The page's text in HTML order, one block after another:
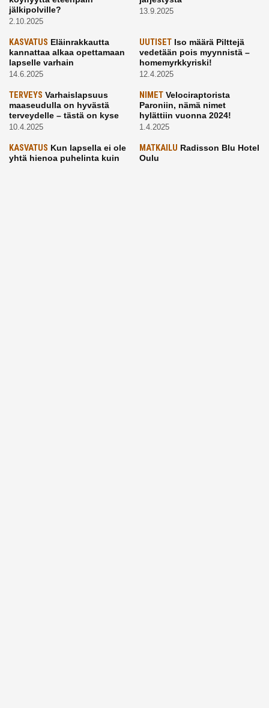
jälkipolville?
2.10.2025
13.9.2025
KASVATUS Eläinrakkautta
kannattaa alkaa opettamaan
lapselle varhain
14.6.2025
UUTISETIso määrä Pilttejä
vedetään pois myynnistä –
homemyrkkyriski!
12.4.2025
TERVEYS Varhaislapsuus
maaseudulla on hyvästä
terveydelle – tästä on kyse
10.4.2025
NIMETVelociraptorista
Paroniin, nämä nimet
hylättiin vuonna 2024!
1.4.2025
KASVATUS Kun lapsella ei ole
yhtä hienoa puhelinta kuin
MATKAILU Radisson Blu Hotel
Oulu